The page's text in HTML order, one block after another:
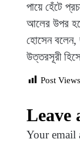
পায়ে হেঁটে
আলের উপর
হোসেন বলেন,
উত্তরসূরী
Post
Leave
Your email